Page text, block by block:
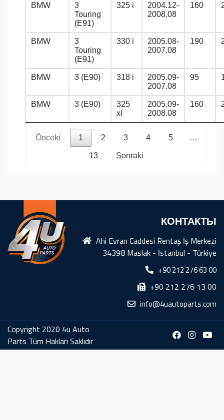
BMW
3
Touring
(E91)
325 i
2004.12-
2008.08
160
BMW
3
Touring
(E91)
330 i
2005.08-
2007.08
190
BMW 3 (E90) 318 i
2005.09-
2007.08
95
BMW 3 (E90)
325
xi
2005.09-
2008.08
160
Önceki 1 2 3 4 5 …
13 Sonraki
КОНТАКТЫ
Ahi Evran Caddesi Rentaş İş Merkezi
34398 Maslak - İstanbul - Türkiye
+90 212 276 63 00
+90 212 276 13 00
info@4uautoparts.com
Copyright 2020 4u Auto
Parts Tüm Hakları Saklıdır